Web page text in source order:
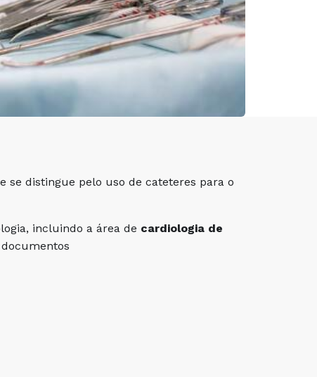
se distingue pelo uso de cateteres para o
incluindo a área de cardiologia de